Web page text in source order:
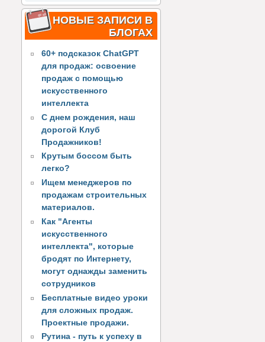
НОВЫЕ ЗАПИСИ В
БЛОГАХ
60+ подсказок ChatGPT
для продаж: освоение
продаж с помощью
искусственного
интеллекта
С днем рождения, наш
дорогой Клуб
Продажников!
Крутым боссом быть
легко?
Ищем менеджеров по
продажам строительных
материалов.
Как "Агенты
искусственного
интеллекта", которые
бродят по Интернету,
могут однажды заменить
сотрудников
Бесплатные видео уроки
для сложных продаж.
Проектные продажи.
Рутина - путь к успеху в